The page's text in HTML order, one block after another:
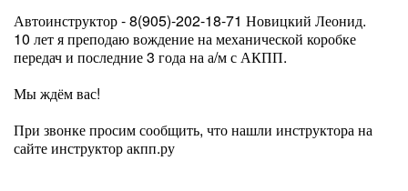
Автоинструктор - 8(905)-202-18-71 Новицкий Леонид.
10 лет я преподаю вождение на механической коробке
передач и последние 3 года на а/м с АКПП.
Мы ждём вас!
При звонке просим сообщить, что нашли инструктора на
сайте инструктор акпп.ру